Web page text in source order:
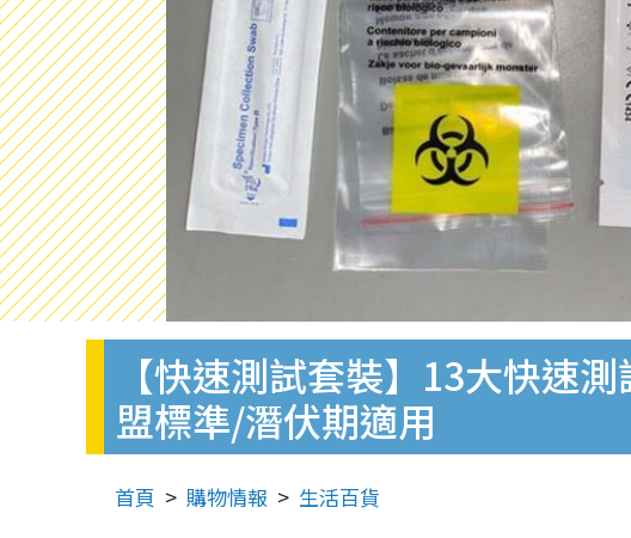
【快速測試套裝】13大快速
盟標準/潛伏期適用
首頁 購物情報 生活百貨